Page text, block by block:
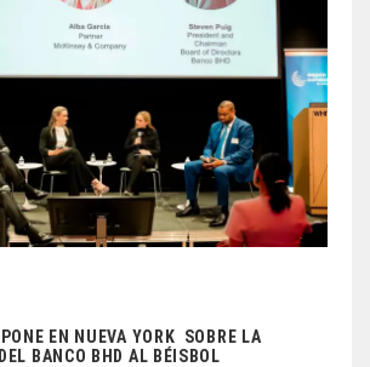
EN NUEVA YORK SOBRE LA
BANCO BHD AL BÉISBOL